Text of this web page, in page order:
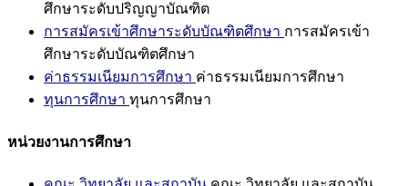
ศึกษาระดับปริญญาบัณฑิต
การสมัครเข้าศึกษาระดับบัณฑิตศึกษา การสมัครเข้า
ศึกษาระดับบัณฑิตศึกษา
ค่าธรรมเนียมการศึกษา ค่าธรรมเนียมการศึกษา
ทุนการศึกษา ทุนการศึกษา
หน่วยงานการศึกษา